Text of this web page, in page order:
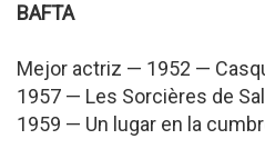
BAFTA
Mejor actriz — 1952 —
1957 — Les Sorcières de
1959 — Un lugar en la